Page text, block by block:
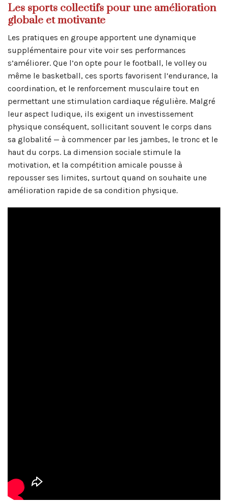
Les sports collectifs pour une amélioration
globale et motivante
Les pratiques en groupe apportent une dynamique
supplémentaire pour vite voir ses performances
s’améliorer. Que l’on opte pour le football, le volley ou
même le basketball, ces sports favorisent l’endurance, la
coordination, et le renforcement musculaire tout en
permettant une stimulation cardiaque régulière. Malgré
leur aspect ludique, ils exigent un investissement
physique conséquent, sollicitant souvent le corps dans
sa globalité — à commencer par les jambes, le tronc et le
haut du corps. La dimension sociale stimule la
motivation, et la compétition amicale pousse à
repousser ses limites, surtout quand on souhaite une
amélioration rapide de sa condition physique.